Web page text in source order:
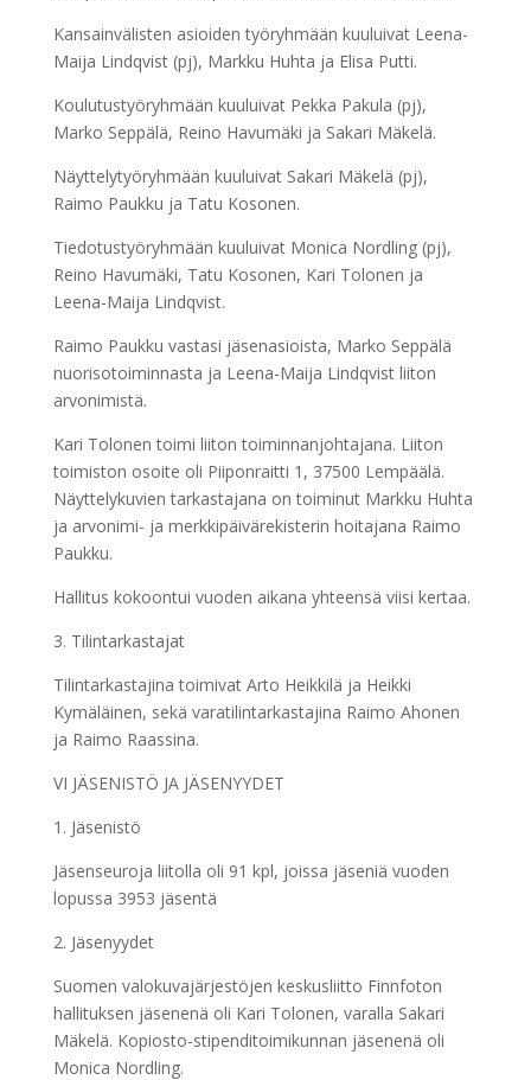
Kansainvälisten asioiden työryhmään kuuluivat Leena-
Maija Lindqvist (pj), Markku Huhta ja Elisa Putti.
Koulutustyöryhmään kuuluivat Pekka Pakula (pj),
Marko Seppälä, Reino Havumäki ja Sakari Mäkelä.
Näyttelytyöryhmään kuuluivat Sakari Mäkelä (pj),
Raimo Paukku ja Tatu Kosonen.
Tiedotustyöryhmään kuuluivat Monica Nordling (pj),
Reino Havumäki, Tatu Kosonen, Kari Tolonen ja
Leena-Maija Lindqvist.
Raimo Paukku vastasi jäsenasioista, Marko Seppälä
nuorisotoiminnasta ja Leena-Maija Lindqvist liiton
arvonimistä.
Kari Tolonen toimi liiton toiminnanjohtajana. Liiton
toimiston osoite oli Piiponraitti 1, 37500 Lempäälä.
Näyttelykuvien tarkastajana on toiminut Markku Huhta
ja arvonimi- ja merkkipäivärekisterin hoitajana Raimo
Paukku.
Hallitus kokoontui vuoden aikana yhteensä viisi kertaa.
3. Tilintarkastajat
Tilintarkastajina toimivat Arto Heikkilä ja Heikki
Kymäläinen, sekä varatilintarkastajina Raimo Ahonen
ja Raimo Raassina.
VI JÄSENISTÖ JA JÄSENYYDET
1. Jäsenistö
Jäsenseuroja liitolla oli 91 kpl, joissa jäseniä vuoden
lopussa 3953 jäsentä
2. Jäsenyydet
Suomen valokuvajärjestöjen keskusliitto Finnfoton
hallituksen jäsenenä oli Kari Tolonen, varalla Sakari
Mäkelä. Kopiosto-stipenditoimikunnan jäsenenä oli
Monica Nordling.